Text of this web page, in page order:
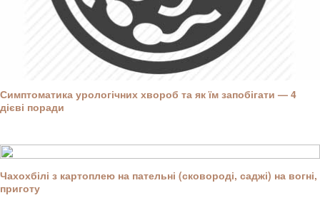
Симптоматика урологічних хвороб та як їм запобігати — 4
дієві поради
Чахохбілі з картоплею на пательні (сковороді, саджі) на вогні,
приготу